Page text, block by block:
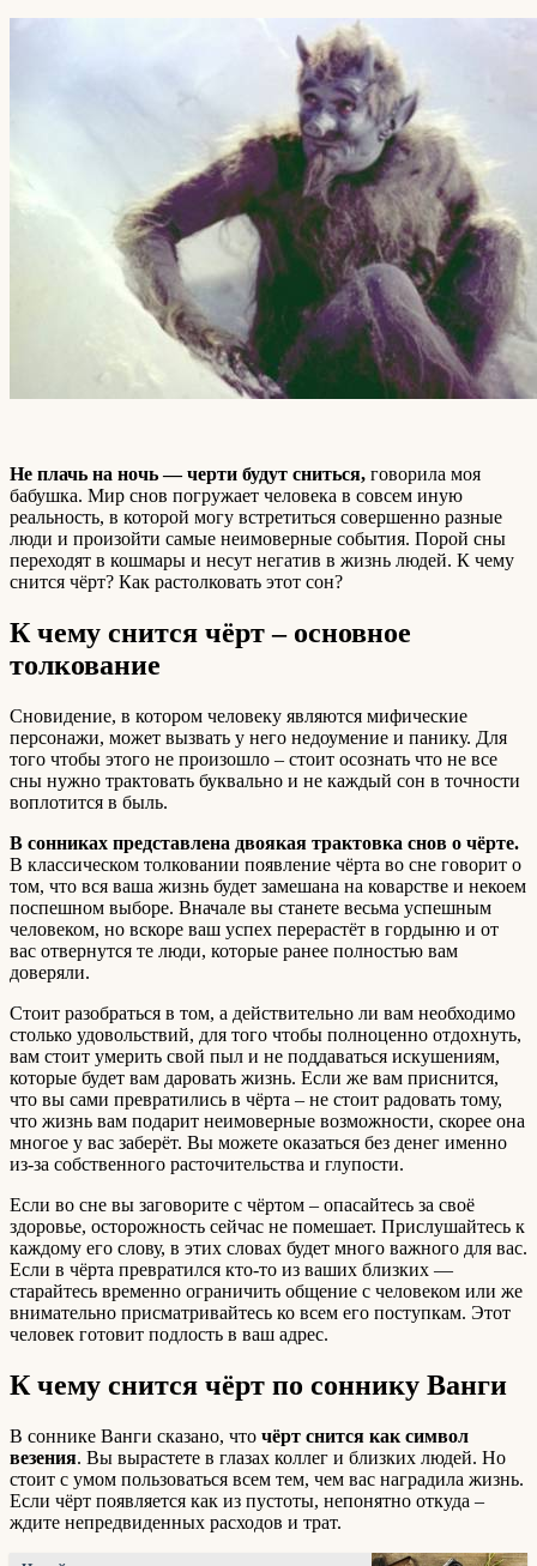
Не плачь на ночь — черти будут сниться, говорила моя
бабушка. Мир снов погружает человека в совсем иную
реальность, в которой могу встретиться совершенно разные
люди и произойти самые неимоверные события. Порой сны
переходят в кошмары и несут негатив в жизнь людей. К чему
снится чёрт? Как растолковать этот сон?
К чему снится чёрт – основное
толкование
Сновидение, в котором человеку являются мифические
персонажи, может вызвать у него недоумение и панику. Для
того чтобы этого не произошло – стоит осознать что не все
сны нужно трактовать буквально и не каждый сон в точности
воплотится в быль.
В сонниках представлена двоякая трактовка снов о чёрте.
В классическом толковании появление чёрта во сне говорит о
том, что вся ваша жизнь будет замешана на коварстве и некоем
поспешном выборе. Вначале вы станете весьма успешным
человеком, но вскоре ваш успех перерастёт в гордыню и от
вас отвернутся те люди, которые ранее полностью вам
доверяли.
Стоит разобраться в том, а действительно ли вам необходимо
столько удовольствий, для того чтобы полноценно отдохнуть,
вам стоит умерить свой пыл и не поддаваться искушениям,
которые будет вам даровать жизнь. Если же вам приснится,
что вы сами превратились в чёрта – не стоит радовать тому,
что жизнь вам подарит неимоверные возможности, скорее она
многое у вас заберёт. Вы можете оказаться без денег именно
из-за собственного расточительства и глупости.
Если во сне вы заговорите с чёртом – опасайтесь за своё
здоровье, осторожность сейчас не помешает. Прислушайтесь к
каждому его слову, в этих словах будет много важного для вас.
Если в чёрта превратился кто-то из ваших близких —
старайтесь временно ограничить общение с человеком или же
внимательно присматривайтесь ко всем его поступкам. Этот
человек готовит подлость в ваш адрес.
К чему снится чёрт по соннику Ванги
В соннике Ванги сказано, что чёрт снится как символ
везения. Вы вырастете в глазах коллег и близких людей. Но
стоит с умом пользоваться всем тем, чем вас наградила жизнь.
Если чёрт появляется как из пустоты, непонятно откуда –
ждите непредвиденных расходов и трат.